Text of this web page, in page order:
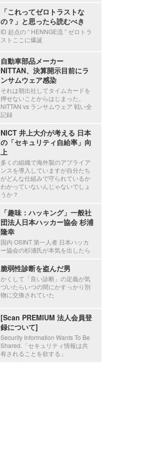
「これってゼロトラストな
の？」と思ったら読むべき
ID 起点の “ HENNGE流 ” ゼロトラ
ストここに爆誕
自動車部品メーカー
NITTAN、決算開示目前にラ
ンサムウェア感染
それは朝出社してタイムカードを
押せないことからはじまった。
NITTAN vs ランサムウェア 戦い全
記録
NICT 井上大介が考える 日本
の「セキュリティ自給率」向
上
多くの組織で海外製のアプライア
ンスを導入していますが自分たち
がどんな仕組みで守られているか
わかっていないんじゃないでしょ
うか？
「趣味：ハッキング」一般社
団法人日本ハッカー協会 杉浦
隆幸
国内 OSINT 第一人者 日本ハッカ
ー協会の杉浦氏が本気を出したら
脆弱性診断を盗んだ男
かくして「良い診断」の定義が気
づいたらいつの間にかすっかり別
物に交換されていた
[Scan PREMIUM 法人会員登
録について]
Security Information Wants To Be
Shared.「セキュリティ情報は共
有されることを欲する」